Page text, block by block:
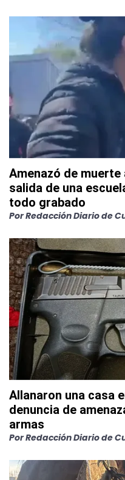
Amenazó de
salida de una
todo grabado
PorRedacción Diario de
Allanaron una casa
denuncia de
armas
PorRedacción Diario de